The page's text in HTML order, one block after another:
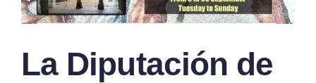
La Diputación de